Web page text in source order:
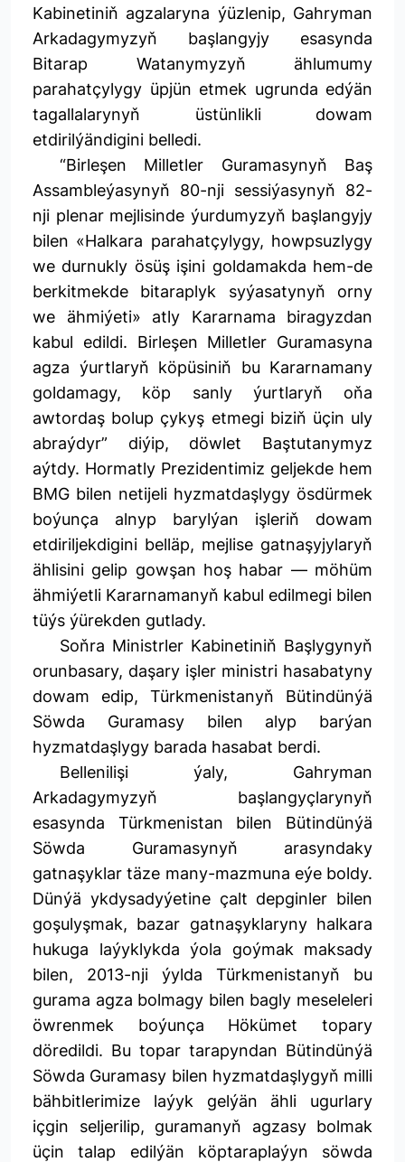
Kabinetiniň agzalaryna ýüzlenip, Gahryman
Arkadagymyzyň başlangyjy esasynda
Bitarap Watanymyzyň ählumumy
parahatçylygy üpjün etmek ugrunda edýän
tagallalarynyň üstünlikli dowam
etdirilýändigini belledi.
“Birleşen Milletler Guramasynyň Baş
Assambleýasynyň 80-nji sessiýasynyň 82-
nji plenar mejlisinde ýurdumyzyň başlangyjy
bilen «Halkara parahatçylygy, howpsuzlygy
we durnukly ösüş işini goldamakda hem-de
berkitmekde bitaraplyk syýasatynyň orny
we ähmiýeti» atly Kararnama biragyzdan
kabul edildi. Birleşen Milletler Guramasyna
agza ýurtlaryň köpüsiniň bu Kararnamany
goldamagy, köp sanly ýurtlaryň oňa
awtordaş bolup çykyş etmegi biziň üçin uly
abraýdyr” diýip, döwlet Baştutanymyz
aýtdy. Hormatly Prezidentimiz geljekde hem
BMG bilen netijeli hyzmatdaşlygy ösdürmek
boýunça alnyp barylýan işleriň dowam
etdiriljekdigini belläp, mejlise gatnaşyjylaryň
ählisini gelip gowşan hoş habar — möhüm
ähmiýetli Kararnamanyň kabul edilmegi bilen
tüýs ýürekden gutlady.
Soňra Ministrler Kabinetiniň Başlygynyň
orunbasary, daşary işler ministri hasabatyny
dowam edip, Türkmenistanyň Bütindünýä
Söwda Guramasy bilen alyp barýan
hyzmatdaşlygy barada hasabat berdi.
Bellenilişi ýaly, Gahryman
Arkadagymyzyň başlangyçlarynyň
esasynda Türkmenistan bilen Bütindünýä
Söwda Guramasynyň arasyndaky
gatnaşyklar täze many-mazmuna eýe boldy.
Dünýä ykdysadyýetine çalt depginler bilen
goşulyşmak, bazar gatnaşyklaryny halkara
hukuga laýyklykda ýola goýmak maksady
bilen, 2013-nji ýylda Türkmenistanyň bu
gurama agza bolmagy bilen bagly meseleleri
öwrenmek boýunça Hökümet topary
döredildi. Bu topar tarapyndan Bütindünýä
Söwda Guramasy bilen hyzmatdaşlygyň milli
bähbitlerimize laýyk gelýän ähli ugurlary
içgin seljerilip, guramanyň agzasy bolmak
üçin talap edilýän köptaraplaýyn söwda